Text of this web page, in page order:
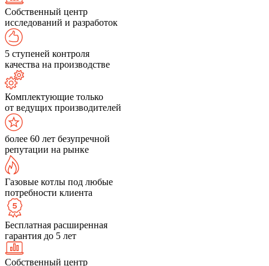
Собственный центр
исследований и разработок
5 ступеней контроля
качества на производстве
Комплектующие только
от ведущих производителей
более 60 лет безупречной
репутации на рынке
Газовые котлы под любые
потребности клиента
Бесплатная расширенная
гарантия до 5 лет
Собственный центр